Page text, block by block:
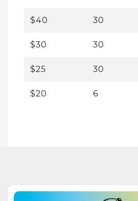
$40 30
$30 30
$25 30
$20 6